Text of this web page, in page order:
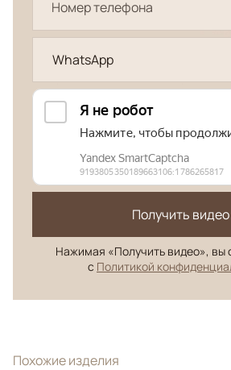
WhatsApp
Получить видео
Нажимая «Получить видео», вы
с Политикой
Похожие изделия